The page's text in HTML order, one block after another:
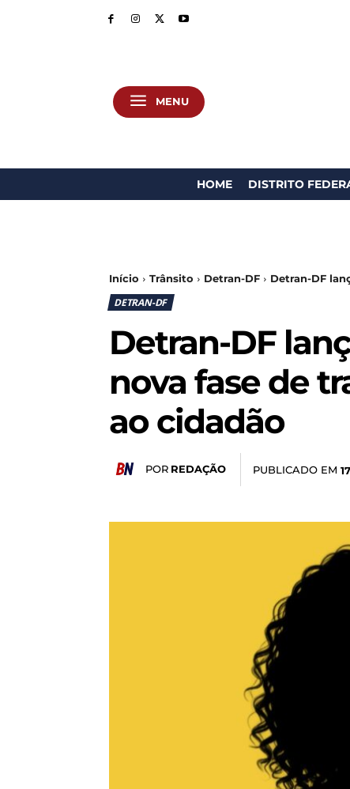
MENU
HOME DISTRITO
Início Trânsito Detran-DF Detran-DF
DETRAN-DF
Detran-DF
nova fase de
ao cidadão
POR REDAÇÃO PUBLICADO EM